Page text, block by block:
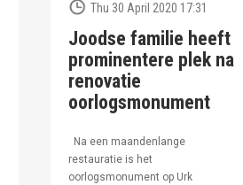
Thu 30 April 2020 17:31
Joodse familie heeft
prominentere plek na
renovatie
oorlogsmonument
Na een maandenlange
restauratie is het
oorlogsmonument op Urk